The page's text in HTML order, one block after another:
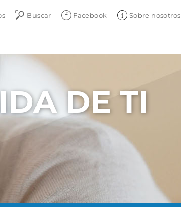
Buscar Facebook Sobre nosotros
DE TI